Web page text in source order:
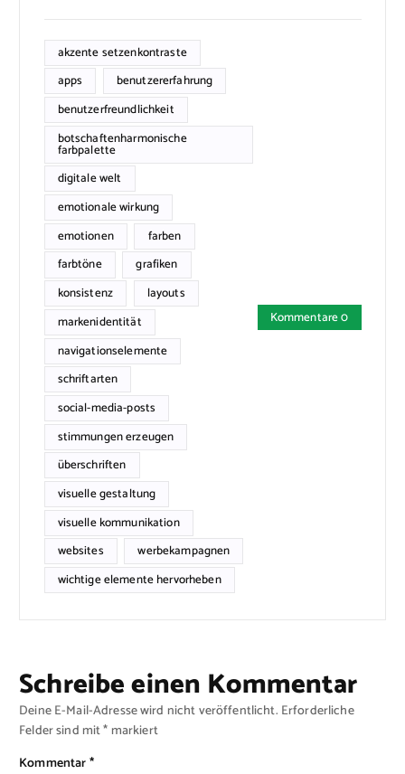
akzente setzenkontraste
apps
benutzererfahrung
benutzerfreundlichkeit
botschaftenharmonische
farbpalette
digitale welt
emotionale wirkung
emotionen
farben
farbtöne
grafiken
konsistenz
layouts
markenidentität
navigationselemente
schriftarten
social-media-posts
stimmungen erzeugen
überschriften
visuelle gestaltung
visuelle kommunikation
websites
werbekampagnen
wichtige elemente hervorheben
Kommentare 0
Schreibe einen Kommentar
Deine E-Mail-Adresse wird nicht veröffentlicht. Erforderliche
Felder sind mit*markiert
Kommentar*